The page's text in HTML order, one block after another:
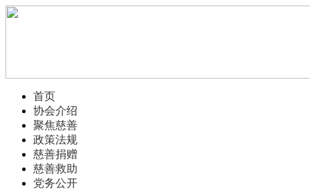
首页
协会介绍
聚焦慈善
政策法规
慈善捐赠
慈善救助
党务公开